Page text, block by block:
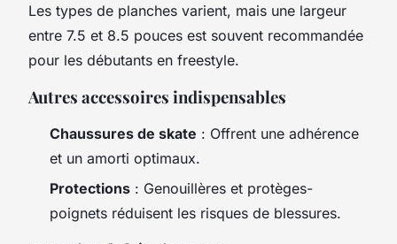
Les types de planches varient, mais une largeur
entre 7.5 et 8.5 pouces est souvent recommandée
pour les débutants en freestyle.
Autres accessoires indispensables
Chaussures de skate : Offrent une adhérence
et un amorti optimaux.
Protections : Genouillères et protèges-
poignets réduisent les risques de blessures.